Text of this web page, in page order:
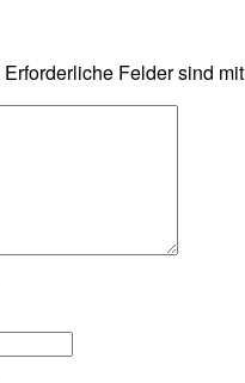
Erforderliche Felder sind mit